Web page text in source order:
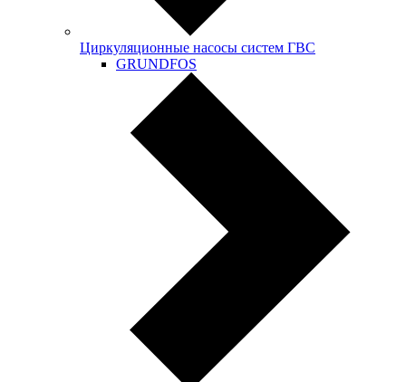
Циркуляционные насосы систем ГВС
GRUNDFOS